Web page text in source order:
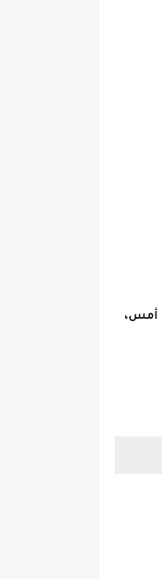
أمس،